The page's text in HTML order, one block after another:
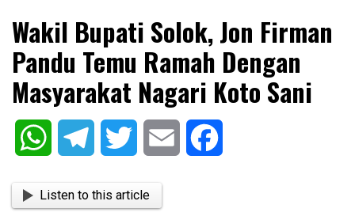
NKRIPOST
Wakil Bupati Solok, Jon Firman
Pandu Temu Ramah Dengan
Masyarakat Nagari Koto Sani
WhatsAppTelegram Twitter Email
Listen to this article